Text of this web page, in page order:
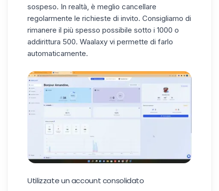
sospeso. In realtà, è meglio cancellare
regolarmente le richieste di invito. Consigliamo di
rimanere il più spesso possibile sotto i 1000 o
addirittura 500. Waalaxy vi permette di farlo
automaticamente.
Utilizzate un account consolidato